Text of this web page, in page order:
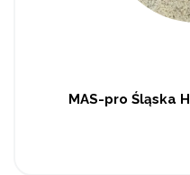
MAS-pro Śląska